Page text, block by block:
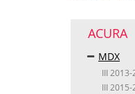
ACURA
MDX
III 2013-
III